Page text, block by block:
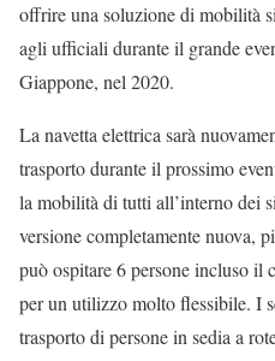
offrire una soluzione di mobilità
agli ufficiali durante il grande
Giappone, nel 2020.
La navetta elettrica sarà
trasporto durante il prossimo
la mobilità di tutti all’interno dei
versione completamente nuova,
può ospitare 6 persone incluso il
per un utilizzo molto flessibile. I
trasporto di persone in sedia a